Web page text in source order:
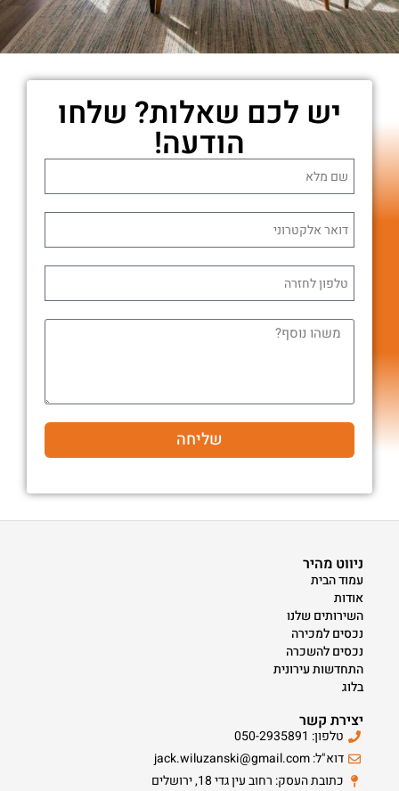
יש לכם שאלות? שלחו
הודעה!
שליחה
ניווט מהיר
עמוד הבית
אודות
השירותים שלנו
נכסים למכירה
נכסים להשכרה
התחדשות עירונית
בלוג
יצירת קשר
טלפון: 050-2935891
דוא"ל: jack.wiluzanski@gmail.com
כתובת העסק: רחוב עין גדי 18, ירושלים